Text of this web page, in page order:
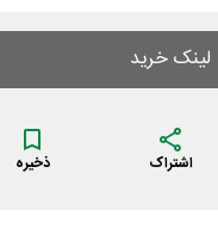
لینک خرید
اشتراک ذخیره